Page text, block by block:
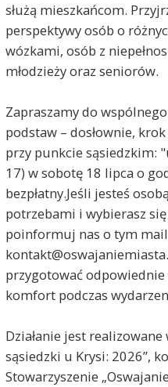
służą mieszkańcom.
perspektywy osób o
wózkami, osób z
młodzieży oraz seniorów.
Zapraszamy do
podstaw – dosłownie,
przy punkcie sąsiedzkim:
17) w sobotę 18 lipca o
bezpłatny.Jeśli jesteś
potrzebami i wybierasz
poinformuj nas o tym
przygotować odpowiednie
komfort podczas
Działanie jest
sąsiedzki u Krysi: 2026”,
Stowarzyszenie